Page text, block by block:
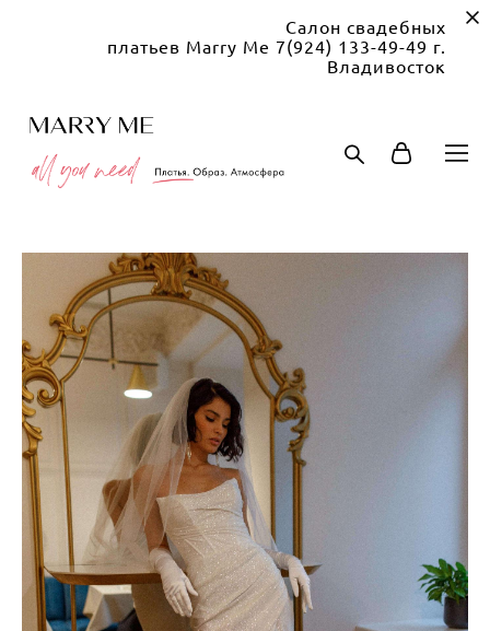
Салон свадебных
платьев Marry Me 7(924) 133-49-49 г.
Владивосток